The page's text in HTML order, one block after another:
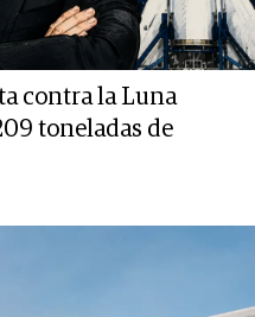
contra la Luna
toneladas de